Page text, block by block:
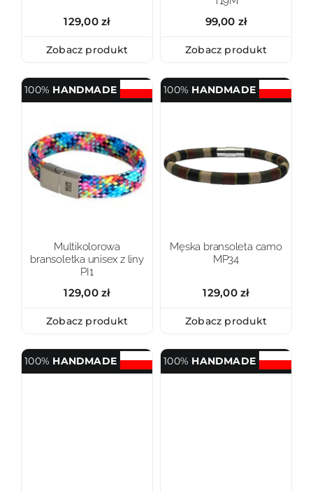
129,00zł
Zobacz produkt
99,00 zł
Zobacz produkt
100% HANDMADE
Multikolorowa
bransoletka unisex z liny
PI1
129,00zł
Zobacz produkt
100% HANDMADE
Męska bransoleta camo
MP34
129,00zł
Zobacz produkt
100% HANDMADE 100% HANDMADE